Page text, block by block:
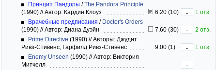
Принцип Пандоры /The Pandora Principle
(1990) //Автор: Кардин Клоуз 6.20 (10) -
1 отз.
Врачебные предписания / Doctor's Orders
(1990) //Автор: Диана Дуэйн 7.60 (30) -
2 отз.
Prime Directive (1990) //Авторы: Джудит
Ривз-Стивенс, Гарфилд Ривз-Стивенс
9.00 (1) -
1 отз.
Enemy Unseen (1990) //Автор: Виктория
Митчелл
-